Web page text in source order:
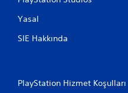
n
n
d
Yasal
SIE Hakkında
PlayStation Hizmet Koşulları